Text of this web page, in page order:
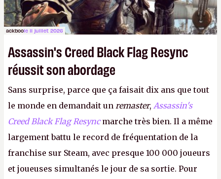
ackboole 11 juillet 2026
Assassin's Creed Black Flag Resync
réussit son abordage
Sans surprise, parce que ça faisait dix ans que tout
le monde en demandait un remaster, Assassin's
Creed Black Flag Resyncmarche très bien. Il a même
largement battu le record de fréquentation de la
franchise sur Steam, avec presque 100 000 joueurs
et joueuses simultanés le jour de sa sortie. Pour